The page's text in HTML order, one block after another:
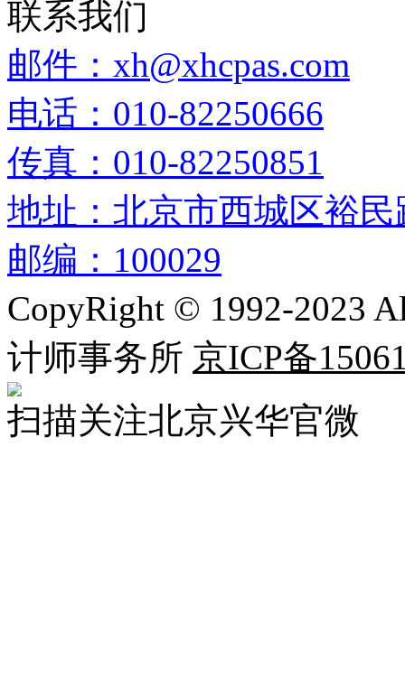
联系我们
邮件：xh@xhcpas.com
电话：010-82250666
传真：010-82250851
地址：北京市西城区裕
邮编：100029
CopyRight © 1992-2023
计师事务所 京ICP备
扫描关注北京兴华官微